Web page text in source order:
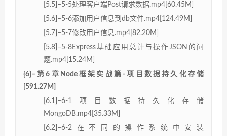
[5.5]–5-5处理客户端Post请求数据.mp4[60.45M]
[5.6]–5-6添加用户信息到db文件.mp4[124.49M]
[5.7]–5-7修改用户信息.mp4[82.20M]
[5.8]–5-8Express基础应用总计与操作JSON的问
题.mp4[15.24M]
{6}–第6章Node框架实战篇-项目数据持久化存储
[591.27M]
[6.1]–6-1项目数据持久化存储
MongoDB.mp4[35.33M]
[6.2]–6-2在不同的操作系统中安装